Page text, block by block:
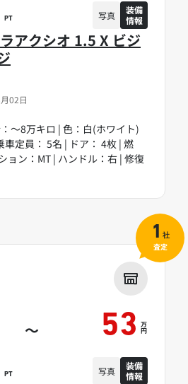
02日
アクシオ 1.5 X ビジ
～8万キロ | 色：白(ホワイト)
車定員： 5名 | ドア： 4枚 | 燃
ョン：MT | ハンドル：右 | 修復
PT 写真
装備
情報
～ 53 万
円
PT 写真
装備
情報
1 社
査定